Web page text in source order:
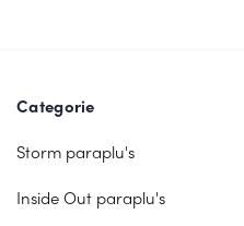
Categorie
Storm paraplu's
Inside Out paraplu's